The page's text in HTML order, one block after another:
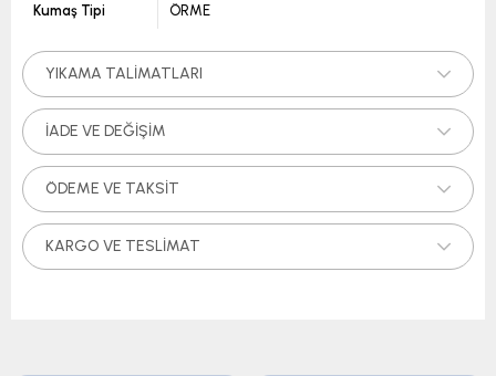
Kumaş Tipi ÖRME
YIKAMA TALIMATLARI
İADE VE DEĞIŞIM
ÖDEME VE TAKSIT
KARGO VE TESLIMAT